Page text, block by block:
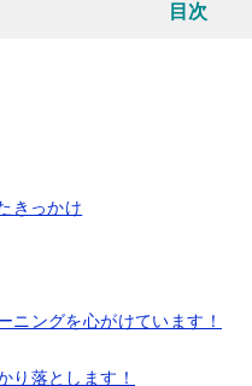
目次
きっかけ
ニングを心がけています！
り落とします！